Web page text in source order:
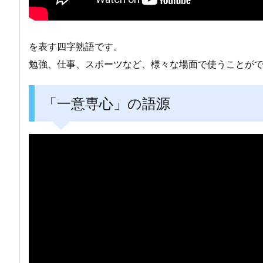
を表す四字熟語です。
勉強、仕事、スポーツなど、様々な場面で使うことがで
「一意専心」の語源